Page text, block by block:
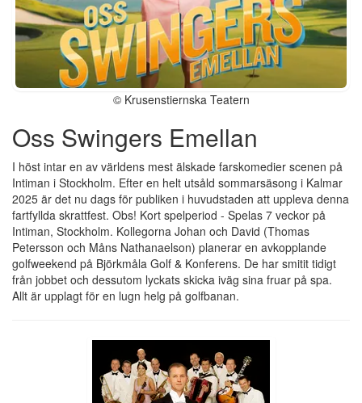
© Krusenstiernska Teatern
Oss Swingers Emellan
I höst intar en av världens mest älskade farskomedier scenen på
Intiman i Stockholm. Efter en helt utsåld sommarsäsong i Kalmar
2025 är det nu dags för publiken i huvudstaden att uppleva denna
fartfyllda skrattfest. Obs! Kort spelperiod - Spelas 7 veckor på
Intiman, Stockholm. Kollegorna Johan och David (Thomas
Petersson och Måns Nathanaelson) planerar en avkopplande
golfweekend på Björkmåla Golf & Konferens. De har smitit tidigt
från jobbet och dessutom lyckats skicka iväg sina fruar på spa.
Allt är upplagt för en lugn helg på golfbanan.